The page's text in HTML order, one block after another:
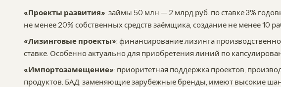
«Проекты развития»: займы 50 млн — 2 млрд руб. по ставке 3%
не менее 20% собственных средств заёмщика, создание не менее 10
«Лизинговые проекты»: финансирование лизинга
ставке. Особенно актуально для приобретения линий по
«Импортозамещение»: приоритетная поддержка проектов,
продуктов. БАД, заменяющие зарубежные бренды, имеют высокие